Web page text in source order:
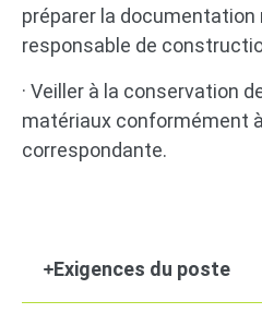
préparer la documentation
responsable de
· Veiller à la conservation
matériaux conformément
correspondante.
Exigences du poste